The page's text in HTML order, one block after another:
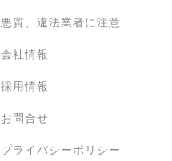
悪質、違法業者に注意
会社情報
採用情報
お問合せ
プライバシーポリシー